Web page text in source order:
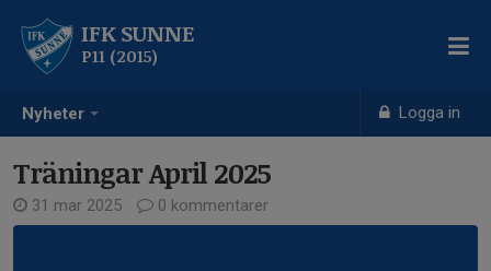
Nyheter Logga in
IFK SUNNE
P11 (2015)
Träningar April 2025
31 mar 2025 0 kommentarer